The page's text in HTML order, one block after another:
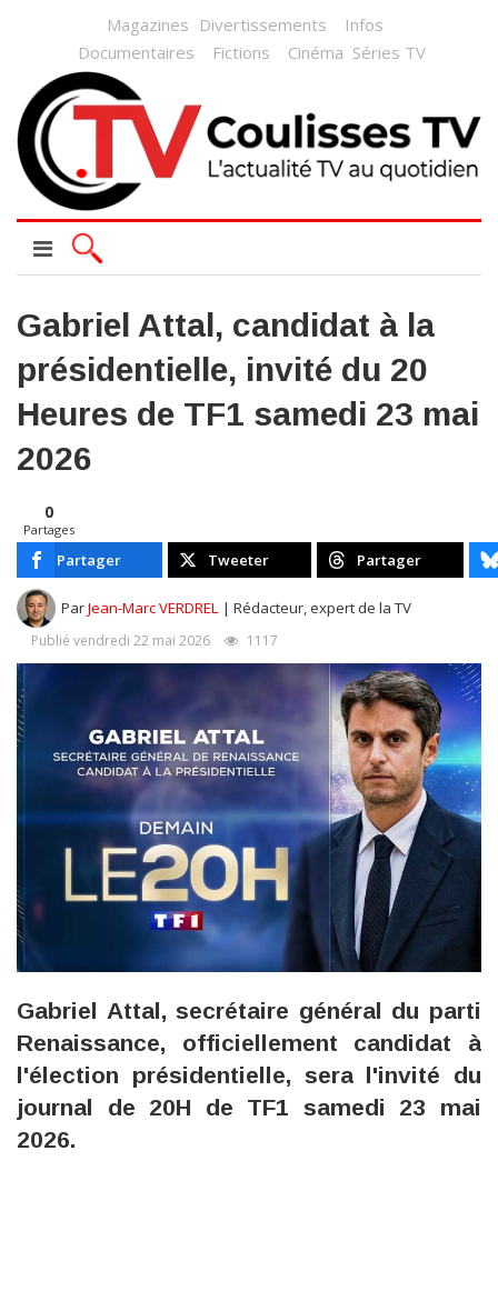
Magazines Divertissements
Infos
Documentaires
Fictions Cinéma Séries TV
Gabriel Attal, candidat à la
présidentielle, invité du 20
Heures de TF1 samedi 23 mai
2026
0
Partages
Partager Tweeter Partager
ParJean-Marc VERDREL | Rédacteur, expert de la TV
Publié vendredi 22 mai 2026 1117
Gabriel Attal, secrétaire général du parti
Renaissance, officiellement candidat à
l'élection présidentielle, sera l'invité du
journal de 20H de TF1 samedi 23 mai
2026.